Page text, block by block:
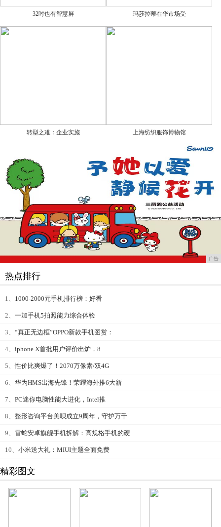
32吋也有智慧屏 玛莎拉蒂在华市场受
转型之难：企业实施 上海纺织服饰博物馆
广告
热点排行
1、 1000-2000元手机排行榜：好看
2、 一加手机5拍照能力综合体验
3、 “真正无边框”OPPO新款手机图赏：
4、 iphone X首批用户评价出炉，8
5、性价比爽爆了！2070万像素/双4G
6、 华为HMS出海先锋！荣耀海外推6大新
7、 PC迷你电脑性能大进化，Intel推
8、 整形咨询平台美呗成立9周年，守护万千
9、 雷蛇安卓旗舰手机拆解：高规格手机的硬
10、 小米送大礼：MIUI主题全面免费
精彩图文